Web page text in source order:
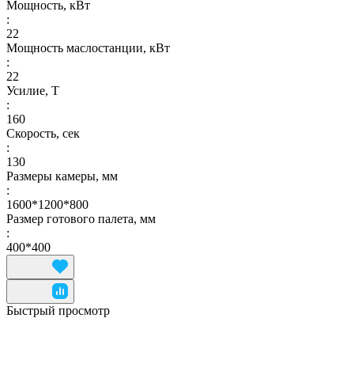
Мощность, кВт
:
22
Мощность маслостанции, кВт
:
22
Усилие, Т
:
160
Скорость, сек
:
130
Размеры камеры, мм
:
1600*1200*800
Размер готового палета, мм
:
400*400
Быстрый просмотр